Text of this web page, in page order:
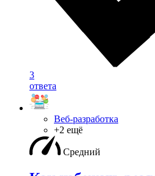
3
ответа
Веб-разработка
+2 ещё
Средний